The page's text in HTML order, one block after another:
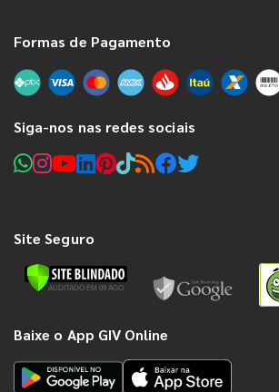
Formas de Pagamento
Siga-nos nas redes sociais
Site Seguro
Baixe o App GIV Online